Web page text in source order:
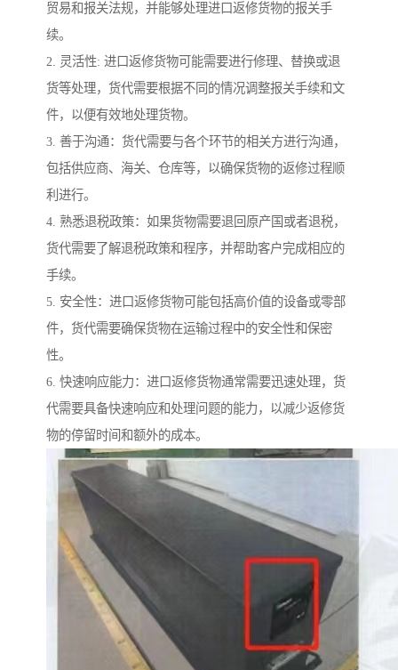
贸易和报关法规，并能够处理进口返修货物的报关手
续。
2. 灵活性: 进口返修货物可能需要进行修理、替换或退
货等处理，货代需要根据不同的情况调整报关手续和文
件，以便有效地处理货物。
3. 善于沟通：货代需要与各个环节的相关方进行沟通，
包括供应商、海关、仓库等，以确保货物的返修过程顺
利进行。
4. 熟悉退税政策：如果货物需要退回原产国或者退税，
货代需要了解退税政策和程序，并帮助客户完成相应的
手续。
5. 安全性：进口返修货物可能包括高价值的设备或零部
件，货代需要确保货物在运输过程中的安全性和保密
性。
6. 快速响应能力：进口返修货物通常需要迅速处理，货
代需要具备快速响应和处理问题的能力，以减少返修货
物的停留时间和额外的成本。